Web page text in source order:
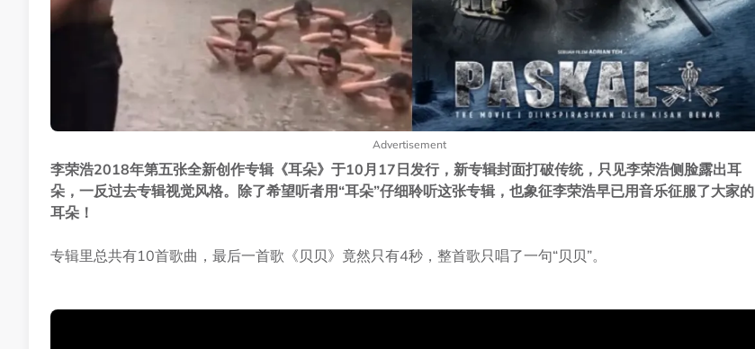
Advertisement
李荣浩2018年第五张全新创作专辑《耳朵》于10月17日发行，新专辑封面打破传统，只见李荣浩侧脸露出耳
朵，一反过去专辑视觉风格。除了希望听者用“耳朵”仔细聆听这张专辑，也象征李荣浩早已用音乐征服了大家的
耳朵！
专辑里总共有10首歌曲，最后一首歌《贝贝》竟然只有4秒，整首歌只唱了一句“贝贝”。